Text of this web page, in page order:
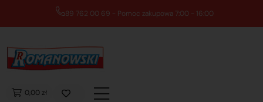
89 762 00 69 - Pomoc zakupowa 7:00 - 16:00
0,00 zł